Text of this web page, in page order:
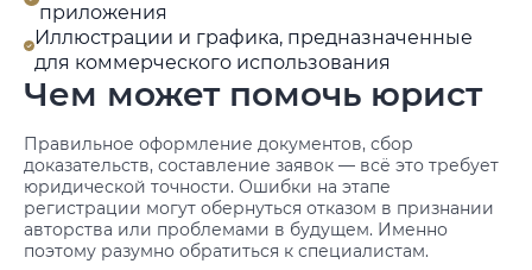
приложения
Иллюстрации и графика, предназначенные
для коммерческого использования
Чем может помочь юрист
Правильное оформление документов, сбор
доказательств, составление заявок — всё это требует
юридической точности. Ошибки на этапе
регистрации могут обернуться отказом в признании
авторства или проблемами в будущем. Именно
поэтому разумно обратиться к специалистам.